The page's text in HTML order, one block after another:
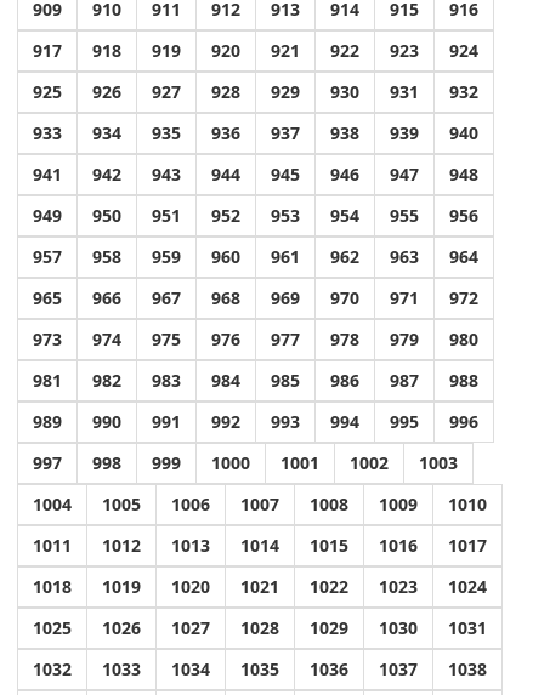
909 910 911 912 913 914 915
916
917
918 919 920 921 922 923
924
925
926 927 928 929 930 931
932
933
934 935 936 937 938 939
940
941
942 943 944 945 946 947
948
949
950 951 952 953 954 955
956
957
958 959 960 961 962 963
964
965
966 967 968 969 970 971
972
973
974 975 976 977 978 979
980
981
982 983 984 985 986 987
988
989
990 991 992 993 994 995
996
997
998 999 1000 1001 1002
1003
1004
1005 1006 1007 1008 1009
1010
1011
1012 1013 1014 1015 1016
1017
1018
1019 1020 1021 1022 1023
1024
1025
1026 1027 1028 1029 1030
1031
1032
1033 1034 1035 1036 1037
1038